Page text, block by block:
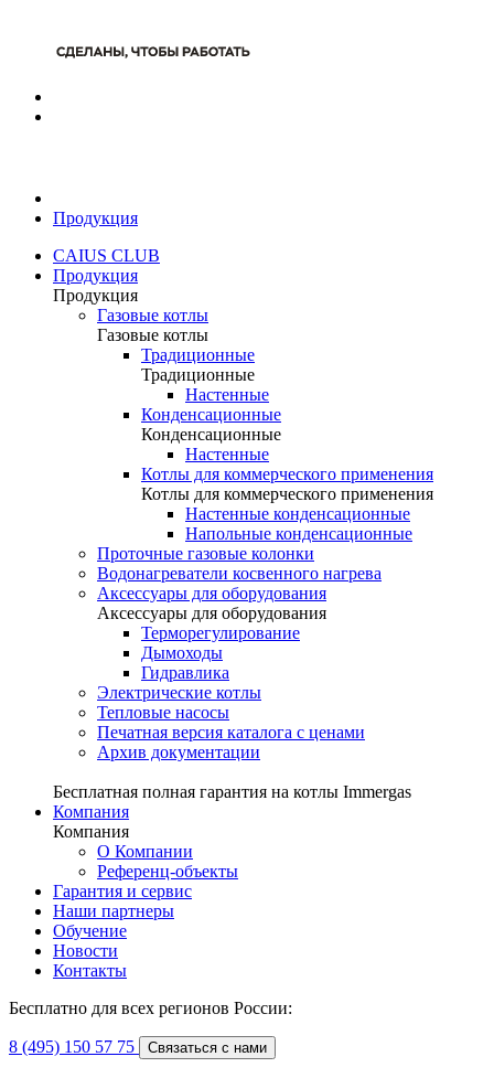
Продукция
CAIUS CLUB
Продукция
Продукция
Газовые котлы
Газовые котлы
Традиционные
Традиционные
Настенные
Конденсационные
Конденсационные
Настенные
Котлы для коммерческого применения
Котлы для коммерческого применения
Настенные конденсационные
Напольные конденсационные
Проточные газовые колонки
Водонагреватели косвенного нагрева
Аксессуары для оборудования
Аксессуары для оборудования
Терморегулирование
Дымоходы
Гидравлика
Электрические котлы
Тепловые насосы
Печатная версия каталога с ценами
Архив документации
Бесплатная полная гарантия на котлы Immergas
Компания
Компания
О Компании
Референц-объекты
Гарантия и сервис
Наши партнеры
Обучение
Новости
Контакты
Бесплатно для всех регионов России:
8 (495) 150 57 75 Связаться с нами